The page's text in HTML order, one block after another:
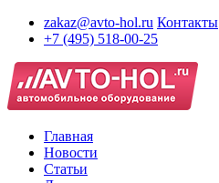
zakaz@avto-hol.ru Контакты
+7 (495) 518-00-25
Главная
Новости
Статьи